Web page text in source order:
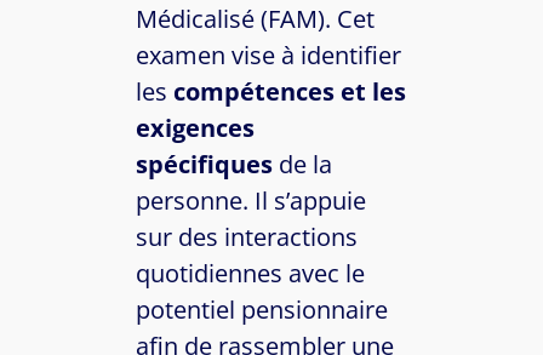
Médicalisé (FAM). Cet
examen vise à identifier
les compétences et les
exigences
spécifiques de la
personne. Il s’appuie
sur des interactions
quotidiennes avec le
potentiel pensionnaire
afin de rassembler une